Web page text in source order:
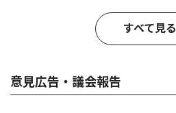
すべて見る
意見広告・議会報告